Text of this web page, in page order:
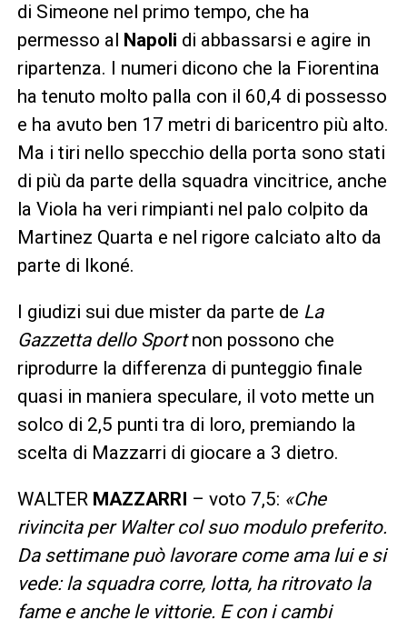
di Simeone nel primo tempo, che ha
permesso al Napoli di abbassarsi e agire in
ripartenza. I numeri dicono che la Fiorentina
ha tenuto molto palla con il 60,4 di possesso
e ha avuto ben 17 metri di baricentro più alto.
Ma i tiri nello specchio della porta sono stati
di più da parte della squadra vincitrice, anche
la Viola ha veri rimpianti nel palo colpito da
Martinez Quarta e nel rigore calciato alto da
parte di Ikoné.
I giudizi sui due mister da parte de La
Gazzetta dello Sportnon possono che
riprodurre la differenza di punteggio finale
quasi in maniera speculare, il voto mette un
solco di 2,5 punti tra di loro, premiando la
scelta di Mazzarri di giocare a 3 dietro.
WALTER MAZZARRI – voto 7,5: «Che
rivincita per Walter col suo modulo preferito.
Da settimane può lavorare come ama lui e si
vede: la squadra corre, lotta, ha ritrovato la
fame e anche le vittorie. E con i cambi